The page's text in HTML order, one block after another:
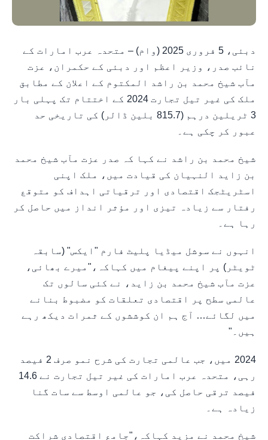
دبئی، 5 فروری 2025 (وام) – متحدہ عرب امارات کے
نائب صدر، وزیر اعظم اور دبئی کے حکمران، عزت
مآب شیخ محمد بن راشد المکتوم کے اعلان کے مطابق
ملک کی غیر تیل تجارت 2024 کے اختتام تک پہلی بار
3 ٹریلین درہم (815.7 بلین ڈالر) کی تاریخی حد
عبور کر چکی ہے۔
شیخ محمد بن راشد نے کہا کہ صدر عزت مآب شیخ محمد
بن زاید النہیان کی قیادت میں، ملک اپنی
اسٹریٹجک اقتصادی اور ترقیاتی اہداف کو متوقع
رفتار سے زیادہ تیزی اور مؤثر انداز میں حاصل کر
رہا ہے۔
انہوں نے سوشل میڈیا پلیٹ فارم "ایکس" (سابقہ
ٹویٹر) پر اپنے پیغام میں کہاکہ،"میرے بھائی،
عزت مآب شیخ محمد بن زاید، نے کئی سالوں تک
عالمی سطح پر اقتصادی تعلقات کو مضبوط بنانے
میں لگائے… آج ہم ان کوششوں کے ثمرات دیکھ رہے
ہیں۔"
2024 میں، جب عالمی تجارت کی شرح نمو صرف 2 فیصد
رہی، متحدہ عرب امارات کی غیر تیل تجارت نے 14.6
فیصد ترقی حاصل کی، جو عالمی اوسط سے سات گنا
زیادہ ہے۔
شیخ محمد نے مزید کہاکہ،"جامع اقتصادی شراکت